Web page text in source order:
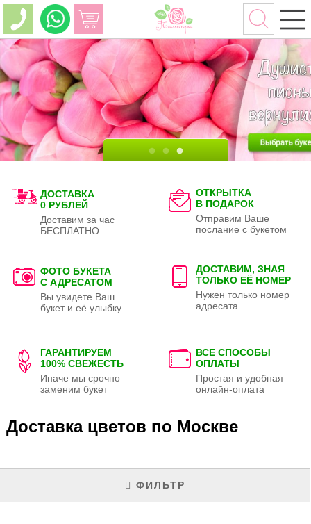
ДОСТАВКА
0 РУБЛЕЙ
Доставим за час
БЕСПЛАТНО
ОТКРЫТКА
В ПОДАРОК
Отправим Ваше
послание с букетом
ФОТО БУКЕТА
С АДРЕСАТОМ
Вы увидете Ваш
букет и её улыбку
ДОСТАВИМ, ЗНАЯ
ТОЛЬКО ЕЁ НОМЕР
Нужен только номер
адресата
ГАРАНТИРУЕМ
100% СВЕЖЕСТЬ
Иначе мы срочно
заменим букет
ВСЕ СПОСОБЫ
ОПЛАТЫ
Простая и удобная
онлайн-оплата
Доставка цветов по Москве
ФИЛЬТР